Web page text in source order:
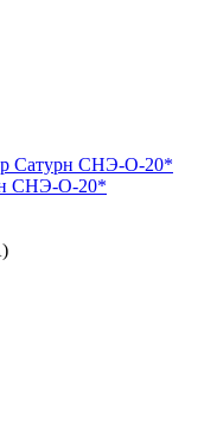
СНЭ-О-20*